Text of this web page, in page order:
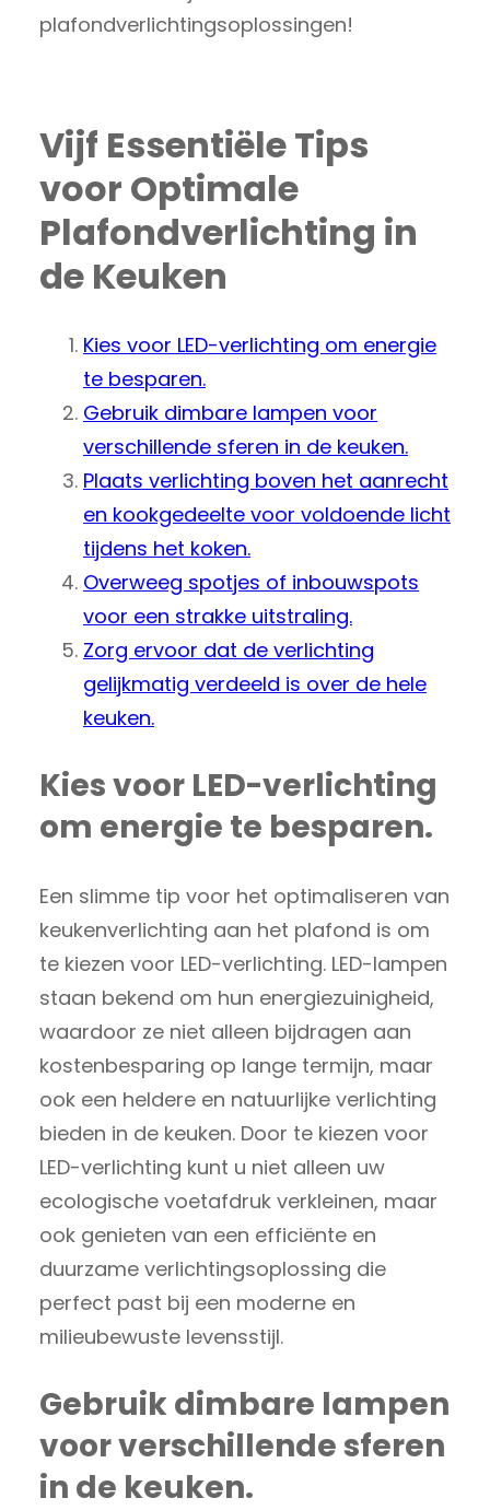
plafondverlichtingsoplossingen!
Vijf Essentiële Tips
voor Optimale
Plafondverlichting in
de Keuken
Kies voor LED-verlichting om energie
te besparen.
Gebruik dimbare lampen voor
verschillende sferen in de keuken.
Plaats verlichting boven het aanrecht
en kookgedeelte voor voldoende licht
tijdens het koken.
Overweeg spotjes of inbouwspots
voor een strakke uitstraling.
Zorg ervoor dat de verlichting
gelijkmatig verdeeld is over de hele
keuken.
Kies voor LED-verlichting
om energie te besparen.
Een slimme tip voor het optimaliseren van
keukenverlichting aan het plafond is om
te kiezen voor LED-verlichting. LED-lampen
staan bekend om hun energiezuinigheid,
waardoor ze niet alleen bijdragen aan
kostenbesparing op lange termijn, maar
ook een heldere en natuurlijke verlichting
bieden in de keuken. Door te kiezen voor
LED-verlichting kunt u niet alleen uw
ecologische voetafdruk verkleinen, maar
ook genieten van een efficiënte en
duurzame verlichtingsoplossing die
perfect past bij een moderne en
milieubewuste levensstijl.
Gebruik dimbare lampen
voor verschillende sferen
in de keuken.